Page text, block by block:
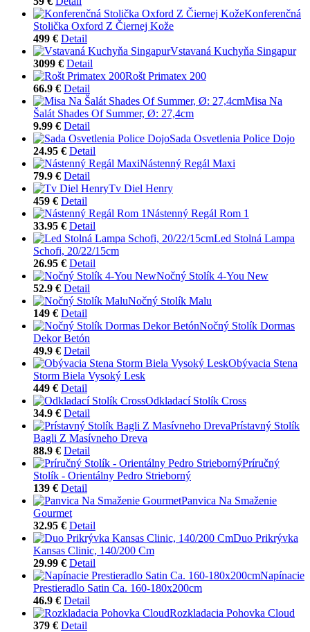
Konferenčná
Stolička Oxford Z Čiernej Kože
499 € Detail
Vstavaná Kuchyňa Singapur
3099 € Detail
Rošt Primatex 200
66.9 € Detail
Misa Na
Šalát Shades Of Summer, Ø: 27,4cm
9.99 € Detail
Sada Osvetlenia Police Dojo
24.95 € Detail
Nástenný Regál Maxi
79.9 € Detail
Tv Diel Henry
459 € Detail
Nástenný Regál Rom 1
33.95 € Detail
Led Stolná Lampa
Schofi, 20/22/15cm
26.95 € Detail
Nočný Stolík 4-You New
52.9 € Detail
Nočný Stolík Malu
149 € Detail
Nočný Stolík Dormas
Dekor Betón
49.9 € Detail
Obývacia Stena
Storm Biela Vysoký Lesk
449 € Detail
Odkladací Stolík Cross
34.9 € Detail
Prístavný Stolík
Bagli Z Masívneho Dreva
88.9 € Detail
Príručný
Stolík - Orientálny Pedro Strieborný
139 € Detail
Panvica Na Smaženie
Gourmet
32.95 € Detail
Duo Prikrývka
Kansas Clinic, 140/200 Cm
29.99 € Detail
Napínacie
Prestieradlo Satin Ca. 160-180x200cm
46.9 € Detail
Rozkladacia Pohovka Cloud
379 € Detail